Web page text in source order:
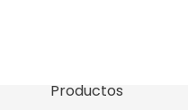
Productos